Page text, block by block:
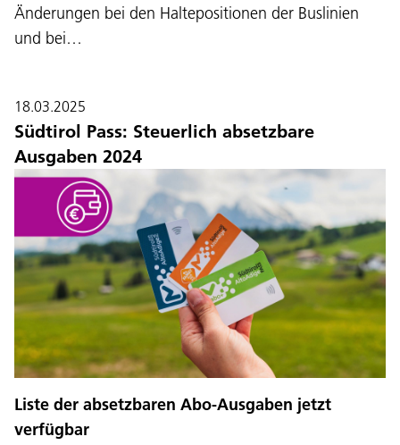
Änderungen bei den Haltepositionen der Buslinien
und bei…
18.03.2025
Südtirol Pass: Steuerlich absetzbare
Ausgaben 2024
Liste der absetzbaren Abo-Ausgaben jetzt
verfügbar